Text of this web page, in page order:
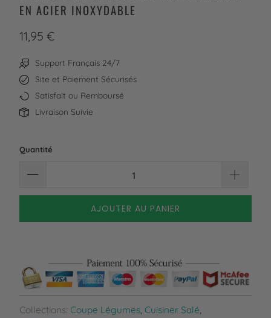
EN ACIER INOXYDABLE
11,95 €
Support Français 24/7
Site et Paiement Sécurisés
Satisfait ou Remboursé
Livraison Suivie
Quantité
AJOUTER AU PANIER
Collections: Coupe Légumes, Cuisiner Salé,